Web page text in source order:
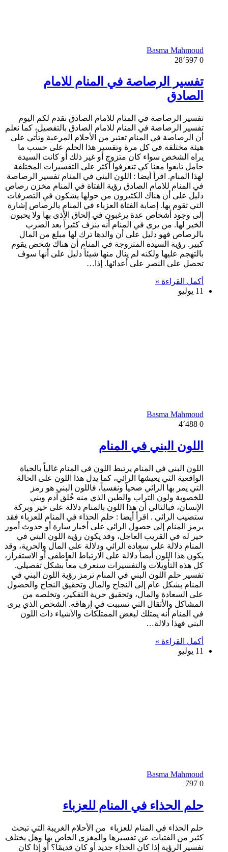
Basma Mahmoud
0
تفسير الرصاصة في المنام للامام
الصادق
تفسير الرصاصة في المنام للامام الصادق نقدم لكم اليوم
تفسير الرصاصة في المنام للامام الصادق بالتفصيل، كما نعلم
أن الرصاصة في المنام تعتبر من الأحلام المرعبة وتأتي على
هيئة مختلفة في كل مرة وتفسير هذا الحلم على حسب ما
يراه الشخص سواء كان متزوج أو غير ذلك أو كانت السيدة
حامل تابعوا معنا كي تتعرفوا أكثر على التفسيرات المختلفة
لهذا المنام. اقرأ أيضا : اللون البني في المنام تفسير الرصاصة
في المنام للامام الصادق رؤية الفتاة في المنام مخزن رصاص
دليل على أن هناك الكثيرون من حولها يشكون في التصرفات
التي تقوم بها. إصابة الفتاة العزباء في المنام بالرصاص إشارة
إلى وجود أشخاص عدة يرغبون في إلحاق الأذى بها ولا يحبون
الخير لها. من يرى في المنام أنه ينزف كثيراً بعد الضرب
بالرصاص فهو دليل على أن والدها ترك لها مبلغ من المال
كبير. رؤية السيدة المتزوجة في المنام أن هناك شخص يقوم
بالتهجم عليها ولكنه لم ينال منها شيئاً دليل على أنها سوف
تحصل على النصر على أعدائها. إذا…
أكمل القراءة »
11 يوليو
Basma Mahmoud
0
اللون البني في المنام
اللون البني في المنام يرتبط اللون في المنام غالباً بالحياة
الواقعية التي يعيشها الرائي، كما يدل هذا اللون على الحالة
التي يمر بها الرائي صحياً ونفسياً، فاللون البني هو رمز
للخصوبة ولون التراب والطين الذي منه خُلق آدم وبني
الإنسان، فبالتالي أن هذا اللون بالمنام دلالة على خير وبركة
ستصيب الرائي . اقرأ أيضا : حلم الحذاء في المنام للعزباء فقد
يرمز المنام إلى حصول الرائي على أخبار سارة أو حدوث أمور
خير له في القريب العاجل، وقد يكون رؤية اللون البني في
المنام دلالة على سعادة الرائي ودلالة على المال والحرية، وقد
يكون هذا اللون أيضاً دلالة على الارتباط العاطفي أو الاستقرار،
كل هذه التأويلات والتفسيرات سنعرف معاً بشكل تفصيلي.
تفسير حلم اللون البني في المنام ترمز رؤية اللون البني في
المنام بشكل عام إلى النجاح والمال وتحقيق النجاح والحصول
على السعادة والمال، وتحقيق حرية التفكير، وتخلصه من
المشاكل والأثقال التي تسببت في إرهاقه. الشخص الذي يرى
في المنام أنه يمتلك لبعض الممتلكات والأشياء ذات اللون
البني فهذا دلالة…
أكمل القراءة »
11 يوليو
Basma Mahmoud
0
حلم الحذاء في المنام للعزباء
حلم الحذاء في المنام للعزباء من الأحلام الغريبة التي تبحث
كثير من الفتيات عن تفسيرها والمغزى الخاص بها وهل يختلف
تفسير الرؤية إذا كان الحذاء جديد أو كان قديمًا؟ أو إذا كان